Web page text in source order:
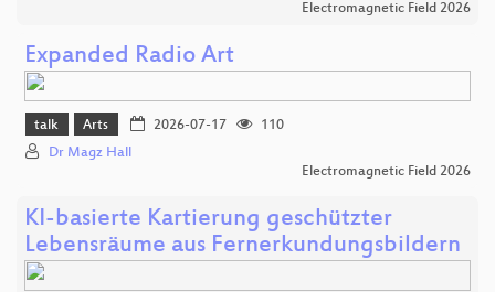
Electromagnetic Field 2026
Expanded Radio Art
talk Arts 2026-07-17
110
Dr Magz Hall
Electromagnetic Field 2026
KI-basierte Kartierung geschützter
Lebensräume aus Fernerkundungsbildern